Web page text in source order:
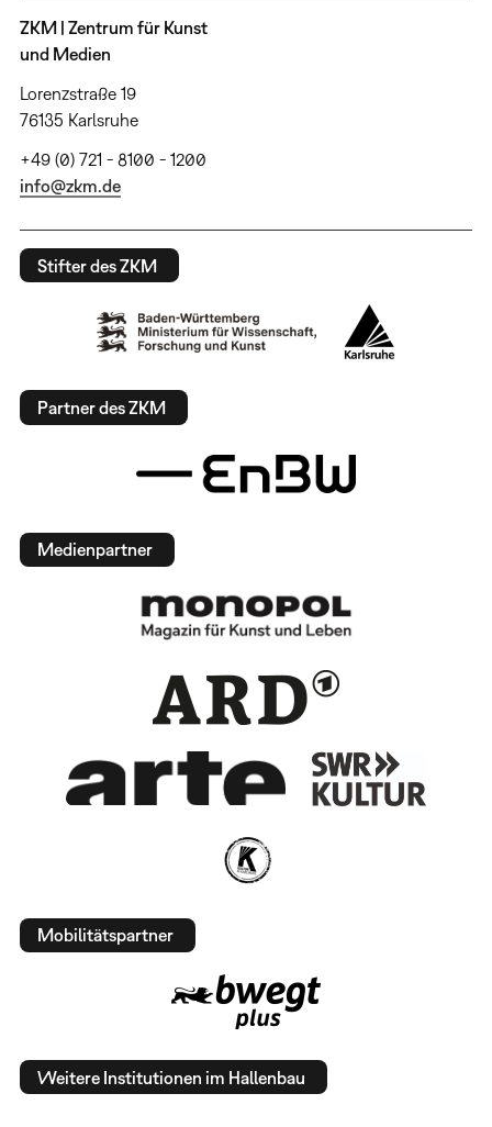
ZKM | Zentrum für Kunst
und Medien
Lorenzstraße 19
76135 Karlsruhe
+49 (0) 721 - 8100 - 1200
info@zkm.de
Stifter des ZKM
Partner des ZKM
Medienpartner
Mobilitätspartner
Weitere Institutionen im Hallenbau